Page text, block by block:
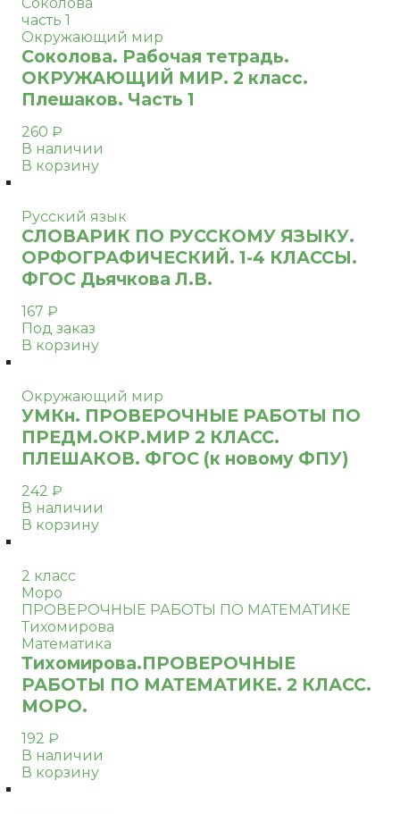
часть 1
Окружающий мир
Соколова. Рабочая тетрадь.
ОКРУЖАЮЩИЙ МИР. 2 класс.
Плешаков. Часть 1
260 ₽
В наличии
В корзину
Русский язык
СЛОВАРИК ПО РУССКОМУ ЯЗЫКУ.
ОРФОГРАФИЧЕСКИЙ. 1-4 КЛАССЫ.
ФГОС Дьячкова Л.В.
167 ₽
Под заказ
В корзину
Окружающий мир
УМКн. ПРОВЕРОЧНЫЕ РАБОТЫ ПО
ПРЕДМ.ОКР.МИР 2 КЛАСС.
ПЛЕШАКОВ. ФГОС (к новому ФПУ)
242 ₽
В наличии
В корзину
2 класс
Моро
ПРОВЕРОЧНЫЕ РАБОТЫ ПО МАТЕМАТИКЕ
Тихомирова
Математика
Тихомирова.ПРОВЕРОЧНЫЕ
РАБОТЫ ПО МАТЕМАТИКЕ. 2 КЛАСС.
МОРО.
192 ₽
В наличии
В корзину